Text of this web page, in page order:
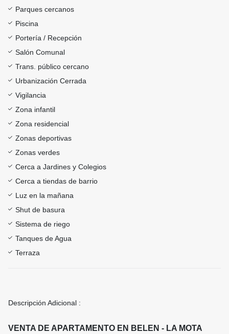
Parques cercanos
Piscina
Portería / Recepción
Salón Comunal
Trans. público cercano
Urbanización Cerrada
Vigilancia
Zona infantil
Zona residencial
Zonas deportivas
Zonas verdes
Cerca a Jardines y Colegios
Cerca a tiendas de barrio
Luz en la mañana
Shut de basura
Sistema de riego
Tanques de Agua
Terraza
Descripción Adicional :
VENTA DE APARTAMENTO EN BELEN - LA MOTA